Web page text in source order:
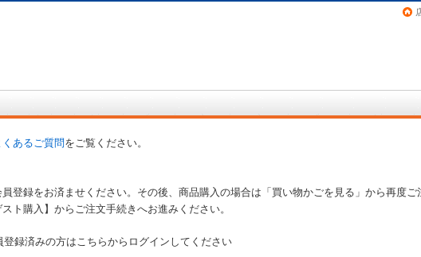
くあるご質問をご覧ください。
登録をお済ませください。その後、商品購入の場合は「買い物かごを見る」から再度ご
ト購入】からご注文手続きへお進みください。
登録済みの方はこちらからログインしてください